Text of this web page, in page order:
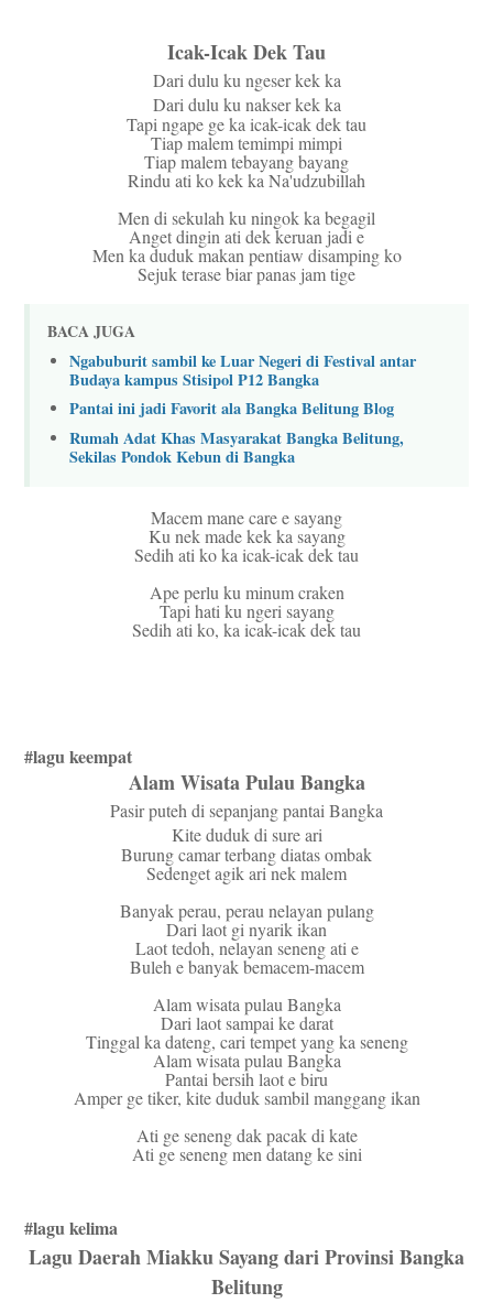
Icak-Icak Dek Tau
Dari dulu ku ngeser kek ka
Dari dulu ku nakser kek ka
Tapi ngape ge ka icak-icak dek tau
Tiap malem temimpi mimpi
Tiap malem tebayang bayang
Rindu ati ko kek ka Na'udzubillah
Men di sekulah ku ningok ka begagil
Anget dingin ati dek keruan jadi e
Men ka duduk makan pentiaw disamping ko
Sejuk terase biar panas jam tige
BACA JUGA
Ngabuburit sambil ke Luar Negeri di Festival antar
Budaya kampus Stisipol P12 Bangka
Pantai ini jadi Favorit ala Bangka Belitung Blog
Rumah Adat Khas Masyarakat Bangka Belitung,
Sekilas Pondok Kebun di Bangka
Macem mane care e sayang
Ku nek made kek ka sayang
Sedih ati ko ka icak-icak dek tau
Ape perlu ku minum craken
Tapi hati ku ngeri sayang
Sedih ati ko, ka icak-icak dek tau
#lagu keempat
Alam Wisata Pulau Bangka
Pasir puteh di sepanjang pantai Bangka
Kite duduk di sure ari
Burung camar terbang diatas ombak
Sedenget agik ari nek malem
Banyak perau, perau nelayan pulang
Dari laot gi nyarik ikan
Laot tedoh, nelayan seneng ati e
Buleh e banyak bemacem-macem
Alam wisata pulau Bangka
Dari laot sampai ke darat
Tinggal ka dateng, cari tempet yang ka seneng
Alam wisata pulau Bangka
Pantai bersih laot e biru
Amper ge tiker, kite duduk sambil manggang ikan
Ati ge seneng dak pacak di kate
Ati ge seneng men datang ke sini
#lagu kelima
Lagu Daerah Miakku Sayang dari Provinsi Bangka
Belitung